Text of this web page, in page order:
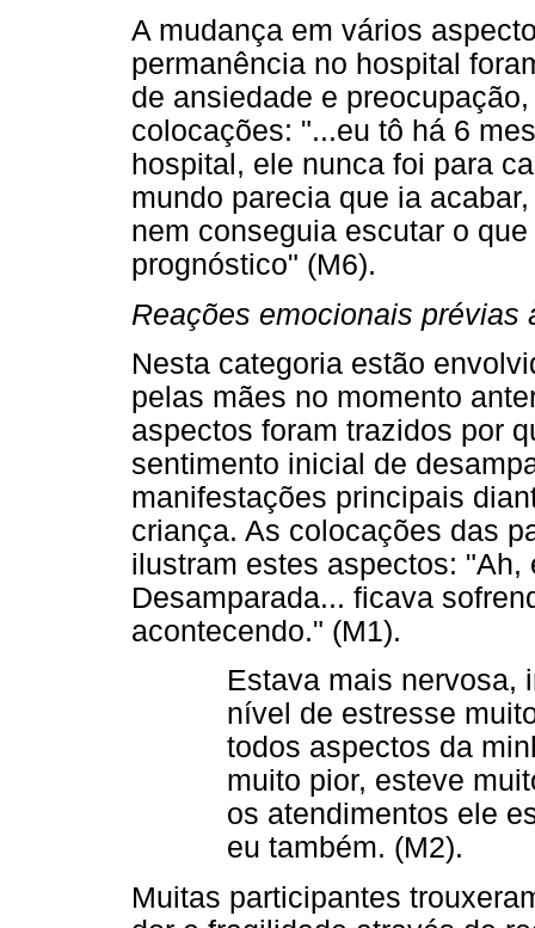
A mudança em vários
permanência no hospital
de ansiedade e
colocações: "...eu tô há 6
hospital, ele nunca foi para
mundo parecia que ia
nem conseguia escutar o
prognóstico" (M6).
Reações emocionais prévias
Nesta categoria estão
pelas mães no momento
aspectos foram trazidos por
sentimento inicial de
manifestações principais
criança. As colocações das
ilustram estes aspectos:
Desamparada... ficava
acontecendo." (M1).
Estava mais nervosa,
nível de estresse
todos aspectos da
muito pior, esteve
os atendimentos ele
eu também. (M2).
Muitas participantes